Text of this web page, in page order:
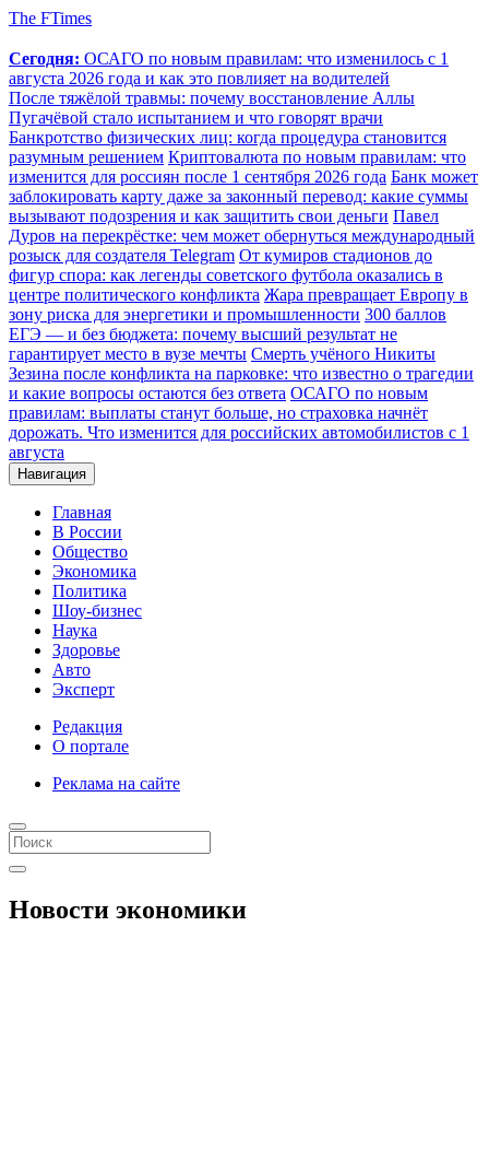
The FTimes
Сегодня: ОСАГО по новым правилам: что изменилось с 1
августа 2026 года и как это повлияет на водителей
После тяжёлой травмы: почему восстановление Аллы
Пугачёвой стало испытанием и что говорят врачи
Банкротство физических лиц: когда процедура становится
разумным решением Криптовалюта по новым правилам: что
изменится для россиян после 1 сентября 2026 года Банк может
заблокировать карту даже за законный перевод: какие суммы
вызывают подозрения и как защитить свои деньги Павел
Дуров на перекрёстке: чем может обернуться международный
розыск для создателя Telegram От кумиров стадионов до
фигур спора: как легенды советского футбола оказались в
центре политического конфликта Жара превращает Европу в
зону риска для энергетики и промышленности 300 баллов
ЕГЭ — и без бюджета: почему высший результат не
гарантирует место в вузе мечты Смерть учёного Никиты
Зезина после конфликта на парковке: что известно о трагедии
и какие вопросы остаются без ответа ОСАГО по новым
правилам: выплаты станут больше, но страховка начнёт
дорожать. Что изменится для российских автомобилистов с 1
августа
Навигация
Главная
В России
Общество
Экономика
Политика
Шоу-бизнес
Наука
Здоровье
Авто
Эксперт
Редакция
О портале
Реклама на сайте
Новости экономики